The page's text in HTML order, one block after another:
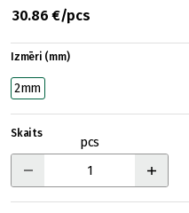
30.86 €/pcs
Izmēri (mm)
2mm
Skaits
pcs